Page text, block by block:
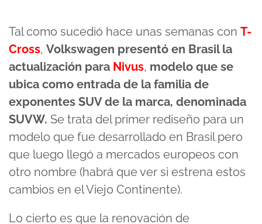
Tal como sucedió hace unas semanas con T-
Cross, Volkswagen presentó en Brasil la
actualización para Nivus, modelo que se
ubica como entrada de la familia de
exponentes SUV de la marca, denominada
SUVW. Se trata del primer rediseño para un
modelo que fue desarrollado en Brasil pero
que luego llegó a mercados europeos con
otro nombre (habrá que ver si estrena estos
cambios en el Viejo Continente).
Lo cierto es que la renovación de